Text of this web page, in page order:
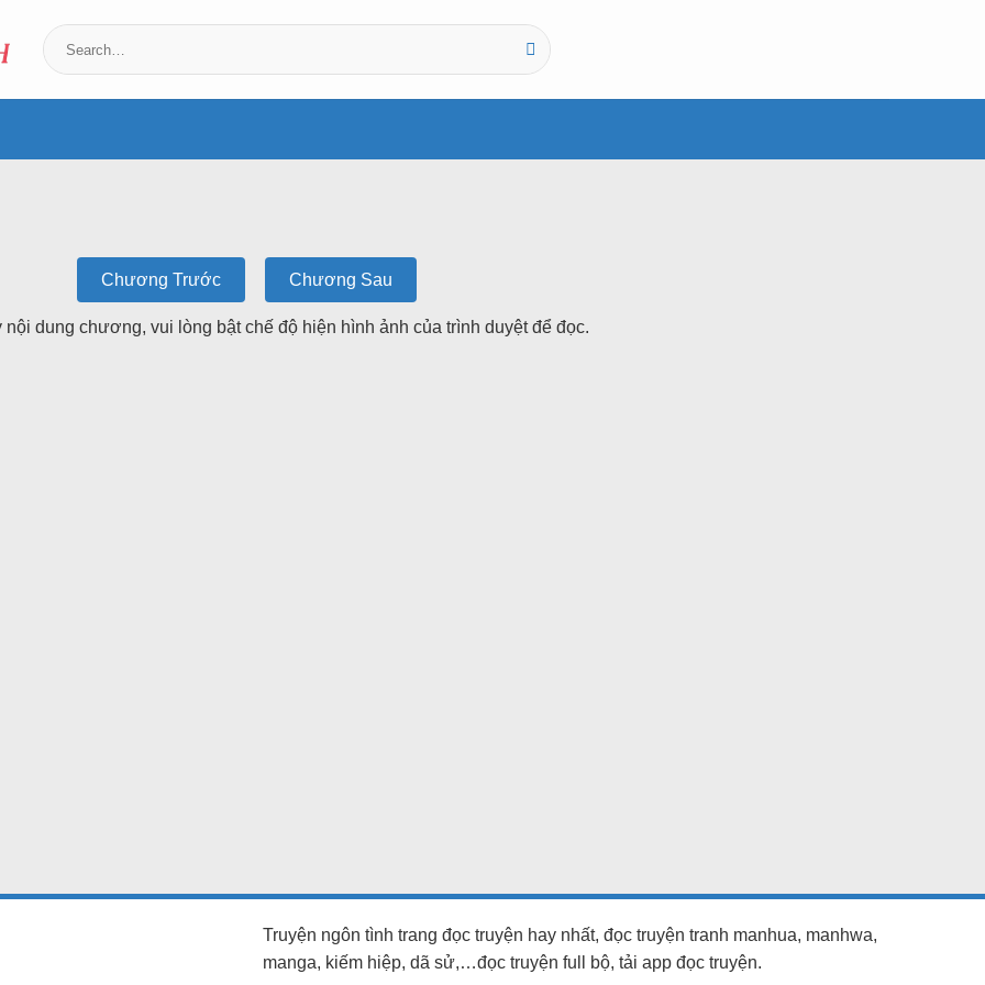
Chương Trước Chương Sau
dung chương, vui lòng bật chế độ hiện hình ảnh của trình duyệt để đọc.
Truyện ngôn tình trang đọc truyện hay nhất, đọc truyện tranh manhua, manhwa,
manga, kiếm hiệp, dã sử,…đọc truyện full bộ, tải app đọc truyện.